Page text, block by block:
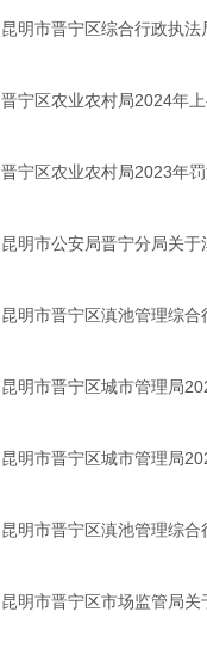
昆明市晋宁区综合行政执
晋宁区农业农村局2024年
晋宁区农业农村局2023年
昆明市公安局晋宁分局关
昆明市晋宁区滇池管理综
昆明市晋宁区城市管理局
昆明市晋宁区城市管理局
昆明市晋宁区滇池管理综
昆明市晋宁区市场监管局